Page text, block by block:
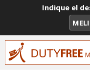
Indique el